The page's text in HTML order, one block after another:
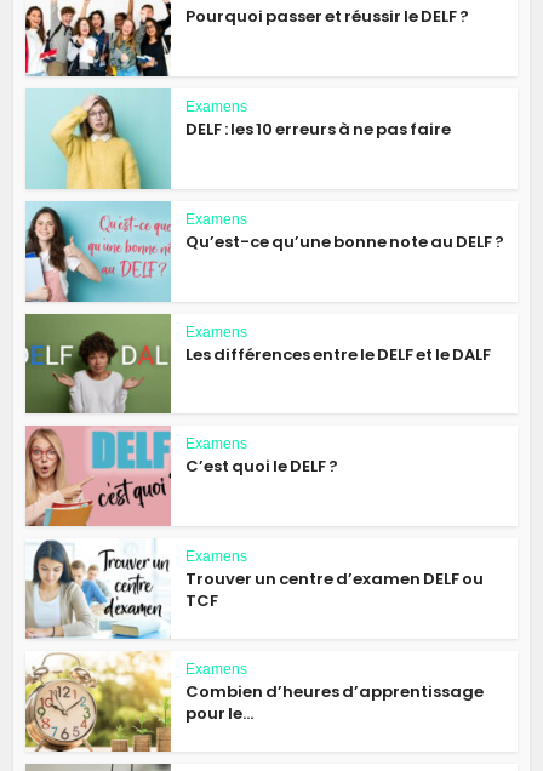
Pourquoi passer et réussir le DELF ?
Examens
DELF : les 10 erreurs à ne pas faire
Examens
Qu’est-ce qu’une bonne note au DELF ?
Examens
Les différences entre le DELF et le DALF
Examens
C’est quoi le DELF ?
Examens
Trouver un centre d’examen DELF ou
TCF
Examens
Combien d’heures d’apprentissage
pour le...